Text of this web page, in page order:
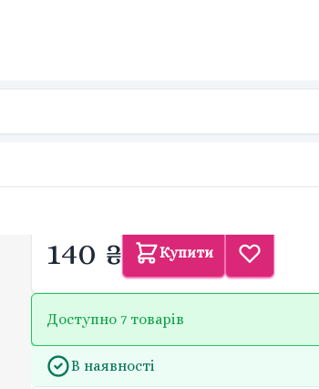
140 ₴ Купити
Доступно 7 товарів
В наявності